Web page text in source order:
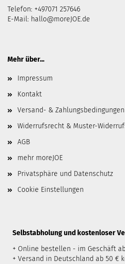
Telefon: +497071 257646
E-Mail: hallo@moreJOE.de
Mehr über...
Impressum
Kontakt
Versand- & Zahlungsbedingungen
Widerrufsrecht & Muster-
AGB
mehr moreJOE
Privatsphäre und Datenschutz
Cookie Einstellungen
​Selbstabholung und kostenloser
+ Online bestellen - im Geschäft
+ Versand in Deutschland ab 50 €